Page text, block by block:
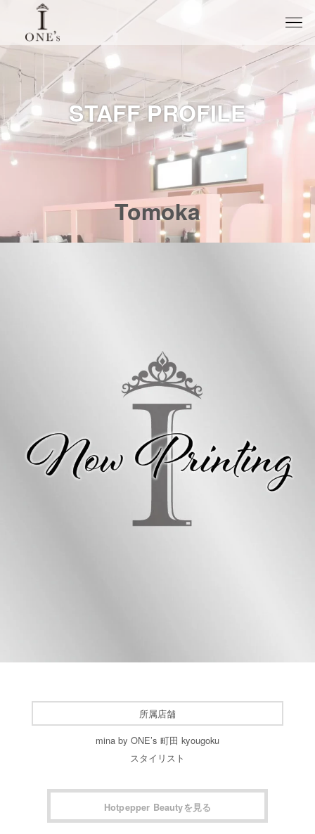
STAFF PROFILE
Tomoka
所属店舗
mina by ONE’s 町田 kyougoku
スタイリスト
Hotpepper Beautyを見る